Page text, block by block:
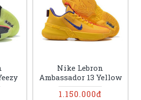
Nike Lebron
Ambassador 13 Yellow
1.150.000đ